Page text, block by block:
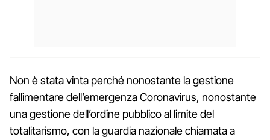
Non è stata vinta perché nonostante la gestione
fallimentare dell’emergenza Coronavirus, nonostante
una gestione dell’ordine pubblico al limite del
totalitarismo, con la guardia nazionale chiamata a